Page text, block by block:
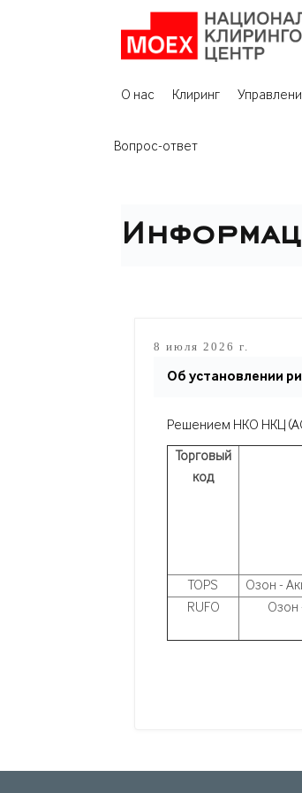
О нас Клиринг
Вопрос-ответ
8 июля 2026 г.
Об установлении
Решением НКО НКЦ
Торговый
код
TOPS Озон -
RUFO
Озон